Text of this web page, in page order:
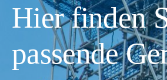
Hier finden
passende